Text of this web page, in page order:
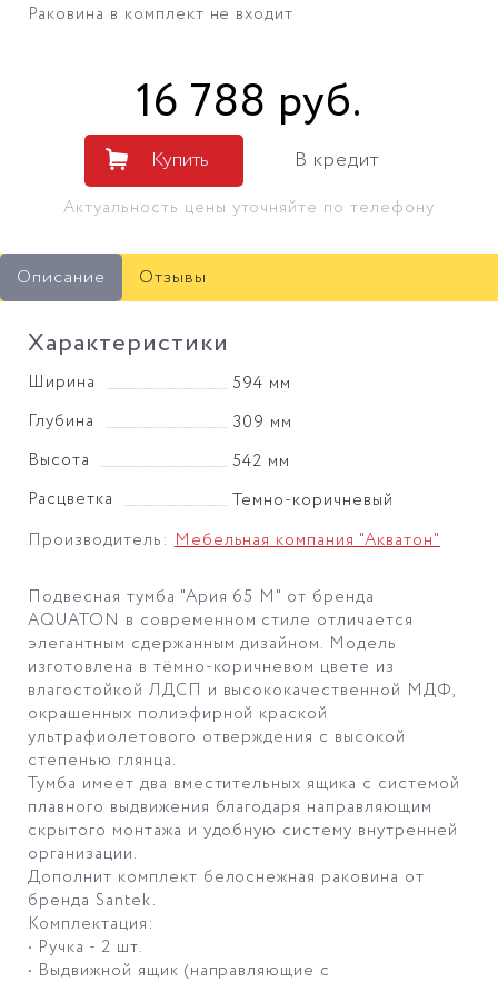
Раковина в комплект не входит
16 788 руб.
Купить В кредит
Актуальность цены уточняйте по телефону
Описание Отзывы
Характеристики
Ширина
594 мм
Глубина
309 мм
Высота
542 мм
Расцветка
Темно-коричневый
Производитель:Мебельная компания "Акватон"
Подвесная тумба "Ария 65 M" от бренда
AQUATON в современном стиле отличается
элегантным сдержанным дизайном. Модель
изготовлена в тёмно-коричневом цвете из
влагостойкой ЛДСП и высококачественной МДФ,
окрашенных полиэфирной краской
ультрафиолетового отверждения с высокой
степенью глянца.
Тумба имеет два вместительных ящика с системой
плавного выдвижения благодаря направляющим
скрытого монтажа и удобную систему внутренней
организации.
Дополнит комплект белоснежная раковина от
бренда Santek.
Комплектация:
• Ручка - 2 шт.
• Выдвижной ящик (направляющие с